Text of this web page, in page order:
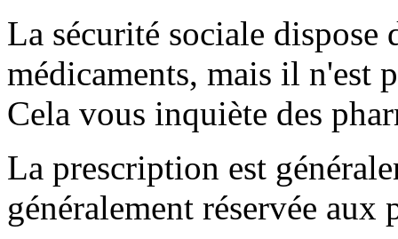
La sécurité sociale dispose
médicaments, mais il n'est
Cela vous inquiète des
La prescription est
généralement réservée aux